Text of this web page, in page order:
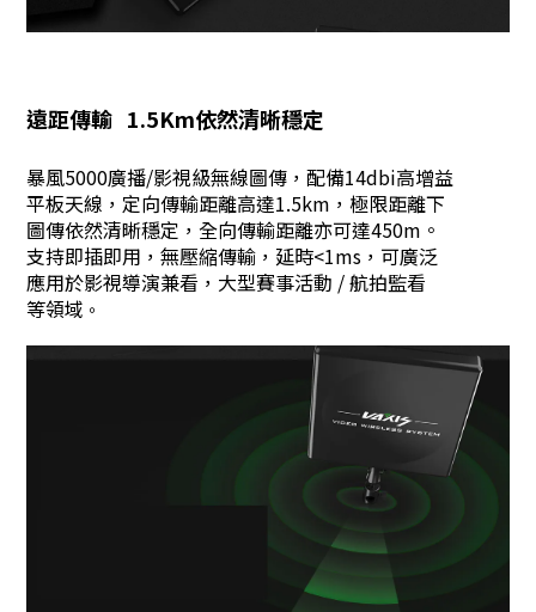
遠距傳輸 1.5Km依然清晰穩定
暴風5000廣播/影視級無線圖傳，配備14dbi高增益
平板天線，定向傳輸距離高達1.5km，極限距離下
圖傳依然清晰穩定，全向傳輸距離亦可達450m。
支持即插即用，無壓縮傳輸，延時<1ms，可廣泛
應用於影視導演兼看，大型賽事活動 / 航拍監看
等領域 。